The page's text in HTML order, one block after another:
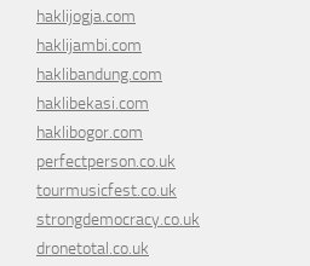
haklijogja.com
haklijambi.com
haklibandung.com
haklibekasi.com
haklibogor.com
perfectperson.co.uk
tourmusicfest.co.uk
strongdemocracy.co.uk
dronetotal.co.uk